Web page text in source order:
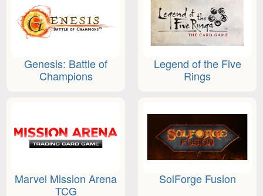
Genesis: Battle of
Champions
Legend of the Five
Rings
Marvel Mission Arena
TCG
SolForge Fusion